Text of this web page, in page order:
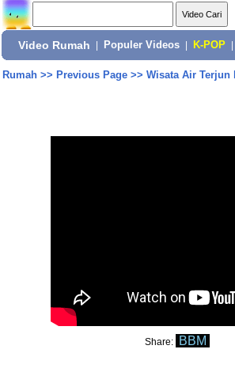
Video Rumah Populer Videos K-POP
Rumah>> Previous Page>> Wisata Air Terjun
Share: BBM